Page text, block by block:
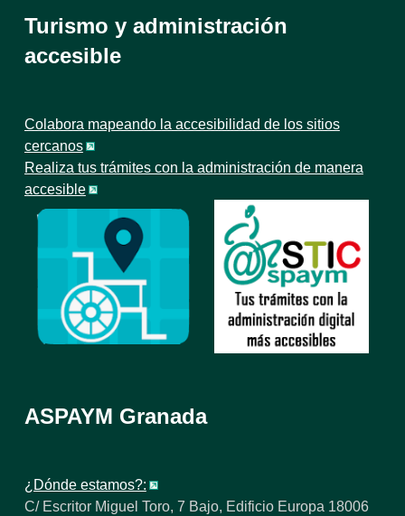
Turismo y administración
accesible
Colabora mapeando la accesibilidad de los sitios
cercanos
Realiza tus trámites con la administración de manera
accesible
ASPAYM Granada
¿Dónde estamos?:
C/ Escritor Miguel Toro, 7 Bajo, Edificio Europa 18006